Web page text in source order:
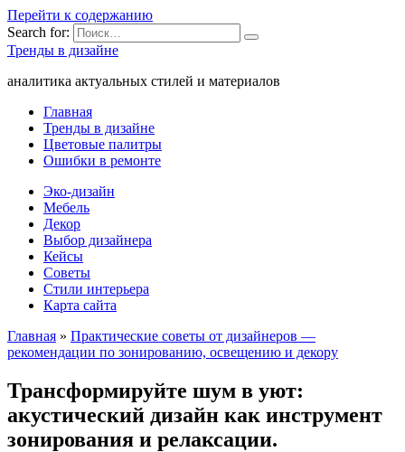
Перейти к содержанию
Search for:
Тренды в дизайне
аналитика актуальных стилей и материалов
Главная
Тренды в дизайне
Цветовые палитры
Ошибки в ремонте
Эко-дизайн
Мебель
Декор
Выбор дизайнера
Кейсы
Советы
Стили интерьера
Карта сайта
Главная » Практические советы от дизайнеров —
рекомендации по зонированию, освещению и декору
Трансформируйте шум в уют:
акустический дизайн как инструмент
зонирования и релаксации.